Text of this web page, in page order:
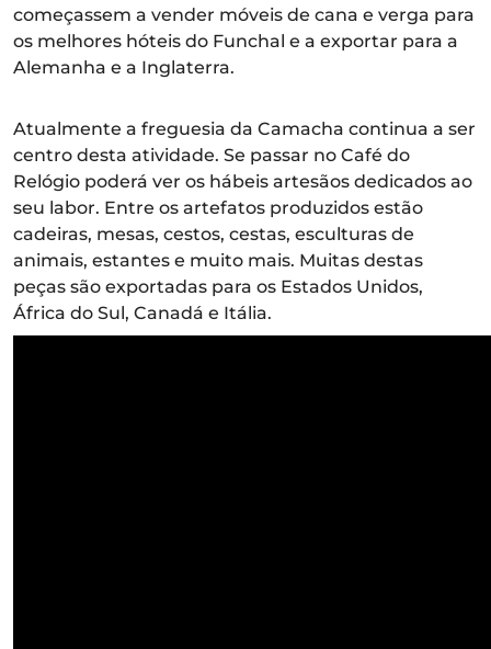
começassem a vender móveis de cana e verga para
os melhores hóteis do Funchal e a exportar para a
Alemanha e a Inglaterra.
Atualmente a freguesia da Camacha continua a ser
centro desta atividade. Se passar no Café do
Relógio poderá ver os hábeis artesãos dedicados ao
seu labor. Entre os artefatos produzidos estão
cadeiras, mesas, cestos, cestas, esculturas de
animais, estantes e muito mais. Muitas destas
peças são exportadas para os Estados Unidos,
África do Sul, Canadá e Itália.